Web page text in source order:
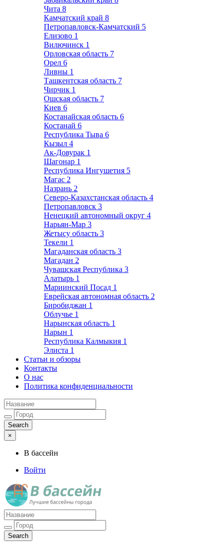
Чита 8
Камчатский край 8
Петропавловск-Камчатский 5
Елизово 1
Вилючинск 1
Орловская область 7
Орел 6
Ливны 1
Ташкентская область 7
Чирчик 1
Ошская область 7
Киев 6
Костанайская область 6
Костанай 6
Республика Тыва 6
Кызыл 4
Ак-Довурак 1
Шагонар 1
Республика Ингушетия 5
Магас 2
Назрань 2
Северо-Казахстанская область 4
Петропавловск 3
Ненецкий автономный округ 4
Нарьян-Мар 3
Жетысу область 3
Текели 1
Магаданская область 3
Магадан 2
Чувашская Республика 3
Алатырь 1
Мариинский Посад 1
Еврейская автономная область 2
Биробиджан 1
Облучье 1
Нарынская область 1
Нарын 1
Республика Калмыкия 1
Элиста 1
Статьи и обзоры
Контакты
О нас
Политика конфиденциальности
×
В бассейн
Войти
Лучшие бассейны города